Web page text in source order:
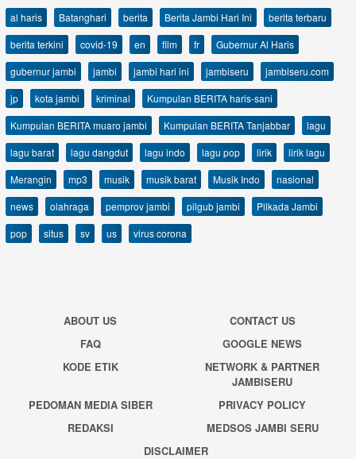
al haris Batanghari berita Berita Jambi Hari Ini
berita terbaru
berita terkini
covid-19 en film fr
Gubernur Al Haris
gubernur jambi
jambi jambi hari ini jambiseru
jambiseru.com
jp
kota jambi kriminal
Kumpulan BERITA haris-sani
Kumpulan BERITA muaro jambi
Kumpulan BERITA Tanjabbar
lagu
lagu barat
lagu dangdut lagu indo lagu pop lirik
lirik lagu
Merangin
mp3 musik musik barat Musik Indo
nasional
news
olahraga pemprov jambi pilgub jambi
Pilkada Jambi
pop
situs sv us virus corona
ABOUT US
CONTACT US
FAQ
GOOGLE NEWS
KODE ETIK
NETWORK & PARTNER
JAMBISERU
PEDOMAN MEDIA SIBER
PRIVACY POLICY
REDAKSI
MEDSOS JAMBI SERU
DISCLAIMER